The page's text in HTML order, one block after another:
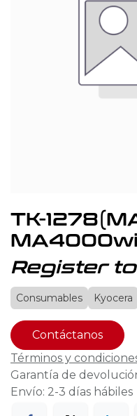
TK-
Register
Consumables Kyocera
Contáctanos
Términos y
Garantía de
Envío: 2-3 días hábiles